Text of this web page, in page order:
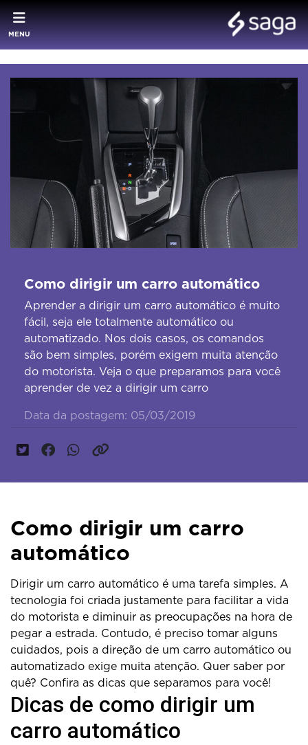
MENU
Como dirigir um carro automático
Aprender a dirigir um carro automático é muito
fácil, seja ele totalmente automático ou
automatizado. Nos dois casos, os comandos
são bem simples, porém exigem muita atenção
do motorista. Veja o que preparamos para você
aprender de vez a dirigir um carro
Data da postagem: 05/03/2019
Como dirigir um carro
automático
Dirigir um carro automático é uma tarefa simples. A
tecnologia foi criada justamente para facilitar a vida
do motorista e diminuir as preocupações na hora de
pegar a estrada. Contudo, é preciso tomar alguns
cuidados, pois a direção de um carro automático ou
automatizado exige muita atenção. Quer saber por
quê? Confira as dicas que separamos para você!
Dicas de como dirigir um
carro automático